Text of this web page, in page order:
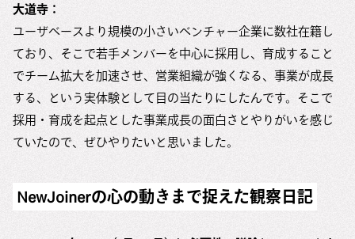
大道寺：
ユーザベースより規模の小さいベンチャー企業に数社在籍し
ており、そこで若手メンバーを中心に採用し、育成すること
でチーム拡大を加速させ、営業組織が強くなる、事業が成長
する、という実体験として目の当たりにしたんです。そこで
採用・育成を起点とした事業成長の面白さとやりがいを感じ
ていたので、ぜひやりたいと思いました。
NewJoinerの心の動きまで捉えた観察日記